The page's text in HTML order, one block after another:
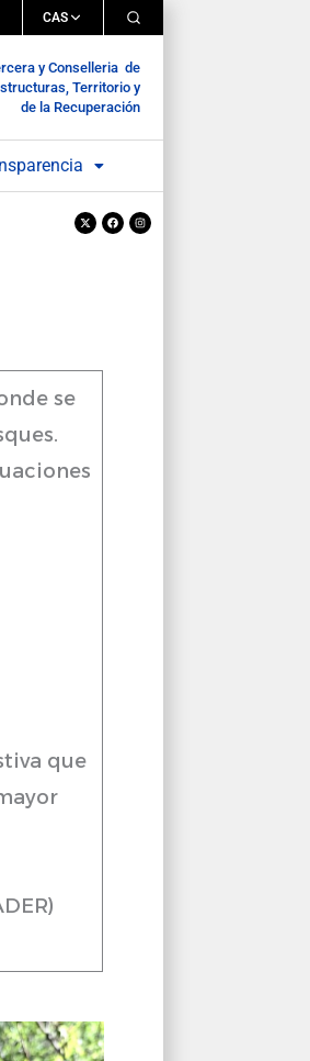
CAS
y Conselleria de
Territorio y
de la Recuperación
twitter
se
que